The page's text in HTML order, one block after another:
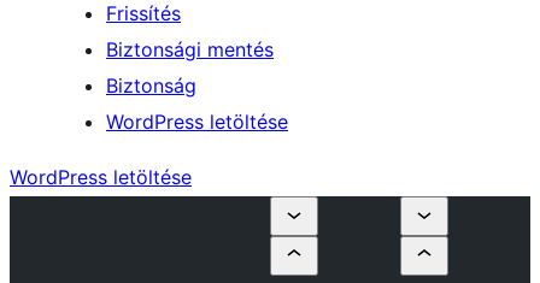
Frissítés
Biztonsági mentés
Biztonság
WordPress letöltése
WordPress letöltése